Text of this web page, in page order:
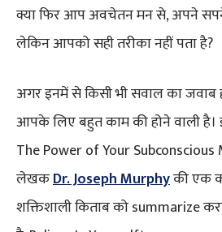
क्या फिर आप अवचेतन मन से, अपने
लेकिन आपको सही तरीका नहीं पता है?
अगर इनमें से किसी भी सवाल का जवाब
आपके लिए बहुत काम की होने वाली
The Power of Your
लेखकDr. Joseph Murphyकी एक
शक्तिशाली किताब को summarize